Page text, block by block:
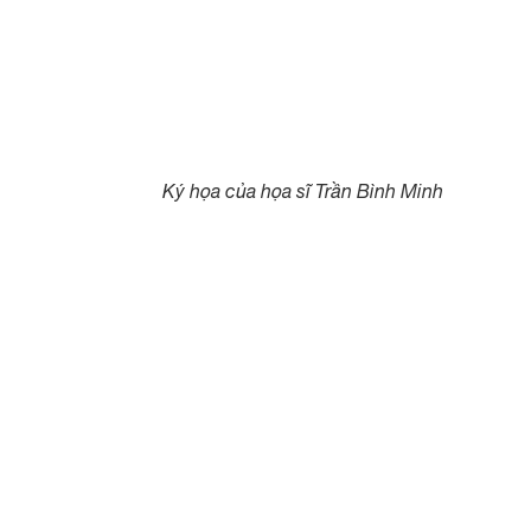
Ký họa của họa sĩ Trần Bình Minh